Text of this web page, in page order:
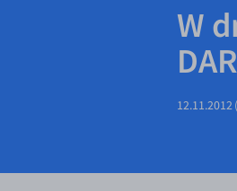
W
12.11.2012